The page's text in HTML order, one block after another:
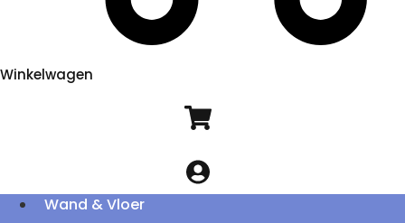
Winkelwagen
Wand & Vloer